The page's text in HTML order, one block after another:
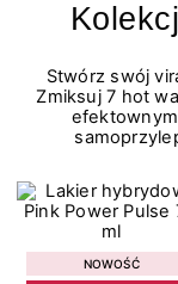
Stwórz swój
Zmiksuj 7 hot
NOWOŚĆ